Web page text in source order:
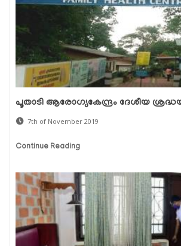
പൂതാടി ആരോഗ്യകേന്ദ്രം ദേശീയ
7th of November 2019
Continue Reading